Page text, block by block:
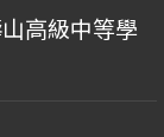
高級中等學